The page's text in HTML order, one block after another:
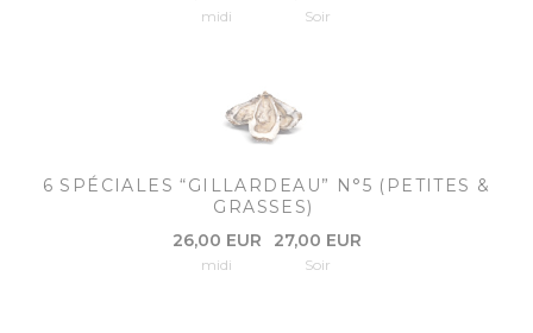
midi Soir
6 SPÉCIALES “GILLARDEAU” N°5 (PETITES &
GRASSES)
26,00 EUR
midi
27,00 EUR
Soir